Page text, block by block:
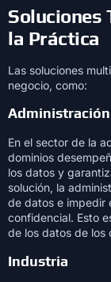
Soluciones
la Práctica
Las soluciones
negocio, como:
En el sector de la
dominios
los datos y
solución, la
de datos e impedir
confidencial. Esto
de los datos de los
Industria